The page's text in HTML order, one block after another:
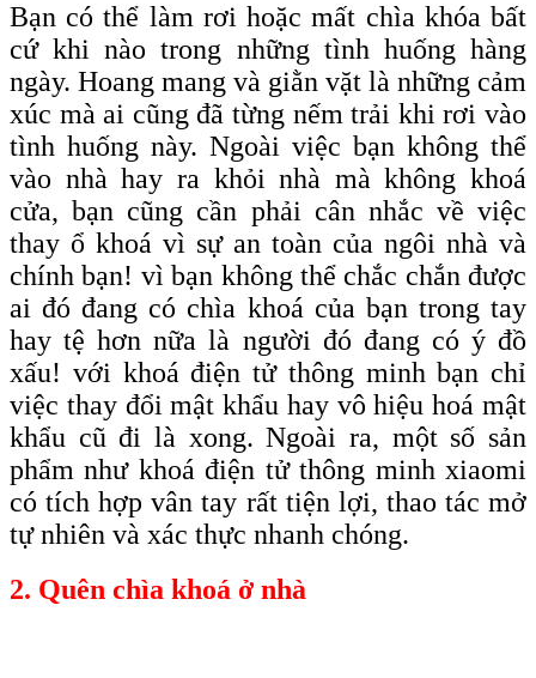
Bạn có thể làm rơi hoặc mất chìa khóabất
cứ khi nào trong những tình huống hàng
ngày. Hoang mang và giằn vặt là những cảm
xúc mà ai cũng đã từng nếm trải khi rơi vào
tình huống này. Ngoài việc bạn không thể
vào nhà hay ra khỏi nhà mà không khoá
cửa, bạn cũng cần phải cân nhắc về việc
thay ổ khoá vì sự an toàn của ngôi nhà và
chính bạn! vì bạn không thể chắc chắn được
ai đó đang có chìa khoá của bạn trong tay
hay tệ hơn nữa là người đó đang có ý đồ
xấu! với khoá điện tử thông minh bạn chỉ
việc thay đổi mật khẩu hay vô hiệu hoá mật
khẩu cũ đi là xong. Ngoài ra, một số sản
phẩm như khoá điện tử thông minh xiaomi
có tích hợp vân tay rất tiện lợi, thao tác mở
tự nhiên và xác thực nhanh chóng.
2. Quên chìa khoá ở nhà